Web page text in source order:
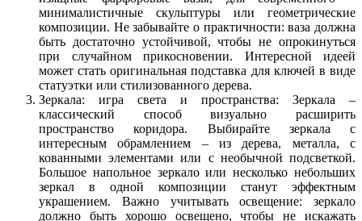
минималистичные скульптуры или геометрические
композиции. Не забывайте о практичности: ваза должна
быть достаточно устойчивой, чтобы не опрокинуться
при случайном прикосновении. Интересной идеей
может стать оригинальная подставка для ключей в виде
статуэтки или стилизованного дерева.
Зеркала: игра света и пространства: Зеркала –
классический способ визуально расширить
пространство коридора. Выбирайте зеркала с
интересным обрамлением – из дерева, металла, с
кованными элементами или с необычной подсветкой.
Большое напольное зеркало или несколько небольших
зеркал в одной композиции станут эффектным
украшением. Важно учитывать освещение: зеркало
должно быть хорошо освещено, чтобы не искажать